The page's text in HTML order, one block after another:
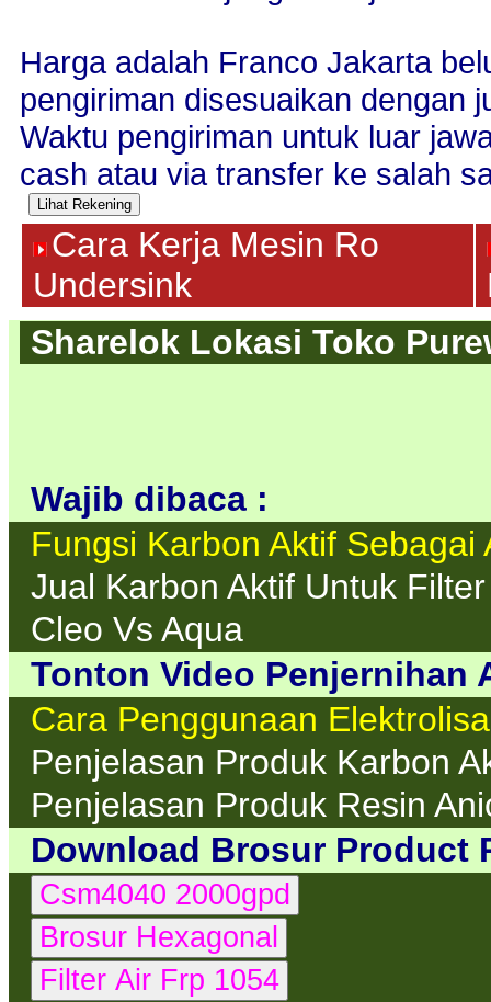
Harga adalah Franco Jakarta
pengiriman disesuaikan dengan
Waktu pengiriman untuk luar
cash atau via transfer ke salah
Cara Kerja Mesin Ro
Undersink
Sharelok Lokasi Toko
Wajib dibaca :
Fungsi Karbon Aktif Sebagai
Jual Karbon Aktif Untuk
Cleo Vs Aqua
Tonton Video Penjernihan
Cara Penggunaan
Penjelasan Produk Karbon
Penjelasan Produk Resin
Download Brosur Product